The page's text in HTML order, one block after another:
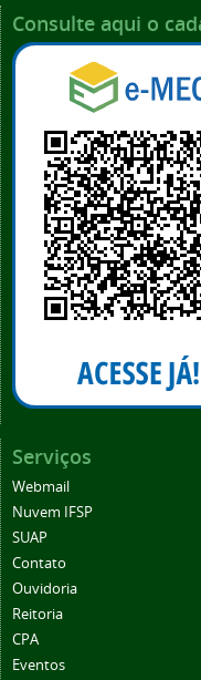
Consulte aqui o
Serviços
Webmail
Nuvem IFSP
SUAP
Contato
Ouvidoria
Reitoria
CPA
Eventos